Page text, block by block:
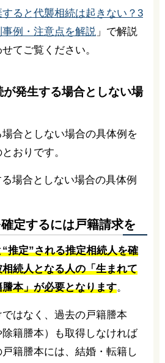
ると代襲相続は起きない？3
例・注意点を解説 」で解説
てご覧ください。
発生する場合としない場
合としない場合の具体例を
おりです。
定するには戸籍請求を
推定”される推定相続人を確
続人となる人の「生まれて
本」が必要となります。
はなく、過去の戸籍謄本
除籍謄本）も取得しなければ
籍謄本には、結婚・転籍し